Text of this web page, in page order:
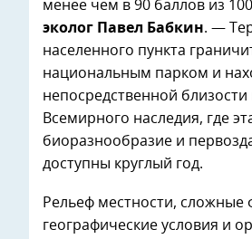
менее чем в 90 баллов из
эколог Павел Бабкин. —
населенного пункта
национальным парком и
непосредственной близости
Всемирного наследия, где
биоразнообразие и
доступны круглый год.
Рельеф местности, сложные
географические условия и